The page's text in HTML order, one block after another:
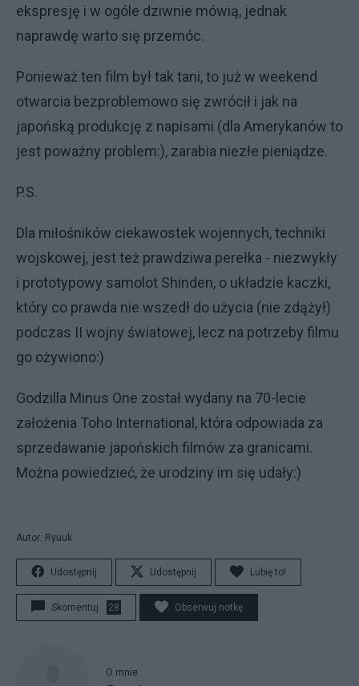
ekspresję i w ogóle dziwnie mówią, jednak
naprawdę warto się przemóc.
Ponieważ ten film był tak tani, to już w weekend
otwarcia bezproblemowo się zwrócił i jak na
japońską produkcję z napisami (dla Amerykanów to
jest poważny problem:), zarabia niezłe pieniądze.
P.S.
Dla miłośników ciekawostek wojennych, techniki
wojskowej, jest też prawdziwa perełka - niezwykły
i prototypowy samolot Shinden, o układzie kaczki,
który co prawda nie wszedł do użycia (nie zdążył)
podczas II wojny światowej, lecz na potrzeby filmu
go ożywiono:)
Godzilla Minus One został wydany na 70-lecie
założenia Toho International, która odpowiada za
sprzedawanie japońskich filmów za granicami.
Można powiedzieć, że urodziny im się udały:)
Autor: Ryuuk
Udostępnij Udostępnij Lubię to!
Skomentuj 28 Obserwuj notkę
O mnie